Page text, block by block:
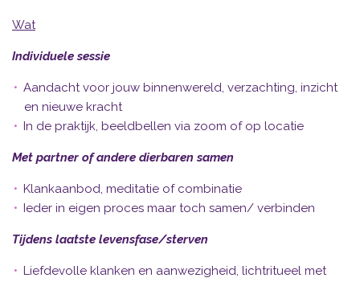
Wat
Individuele sessie
Aandacht voor jouw binnenwereld, verzachting, inzicht
en nieuwe kracht
In de praktijk, beeldbellen via zoom of op locatie
Met partner of andere dierbaren samen
Klankaanbod, meditatie of combinatie
Ieder in eigen proces maar toch samen/ verbinden
Tijdens laatste levensfase/sterven
Liefdevolle klanken en aanwezigheid, lichtritueel met